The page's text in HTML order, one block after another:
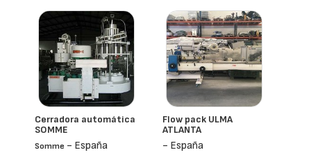
Cerradora automática
SOMME
Somme - España
Flow pack ULMA
ATLANTA
- España